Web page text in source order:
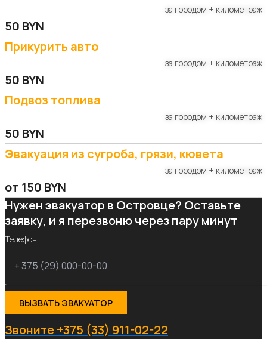
за городом + километраж
50 BYN
Прикурить авто
за городом + километраж
50 BYN
Подвоз топлива
за городом + километраж
50 BYN
Эвакуация из сугроба, грязи, кювета
за городом + километраж
от 150 BYN
Нужен эвакуатор в Островце? Оставьте
заявку, и я перезвоню через пару минут
Телефон
ВЫЗВАТЬ ЭВАКУАТОР
Звоните +375 (33) 911-02-22